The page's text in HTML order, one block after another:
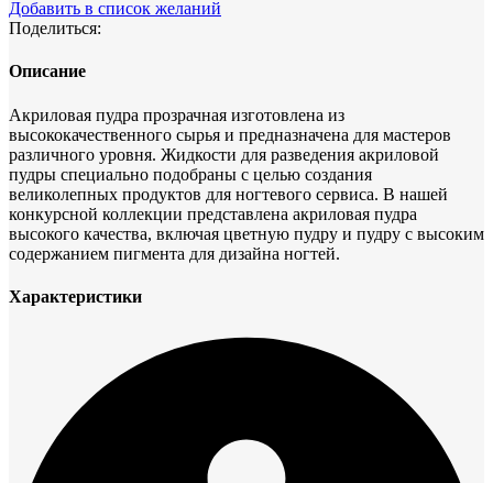
ПУДРА
ПРОЗРАЧНАЯ,
ГР
Добавить в список желаний
Поделиться:
Описание
Акриловая пудра прозрачная изготовлена из
высококачественного сырья и предназначена для мастеров
различного уровня. Жидкости для разведения акриловой
пудры специально подобраны с целью создания
великолепных продуктов для ногтевого сервиса. В нашей
конкурсной коллекции представлена акриловая пудра
высокого качества, включая цветную пудру и пудру с высоким
содержанием пигмента для дизайна ногтей.
Характеристики